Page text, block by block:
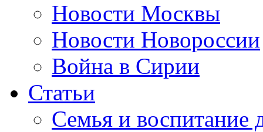
Новости Москвы
Новости Новороссии
Война в Сирии
Статьи
Семья и воспитание